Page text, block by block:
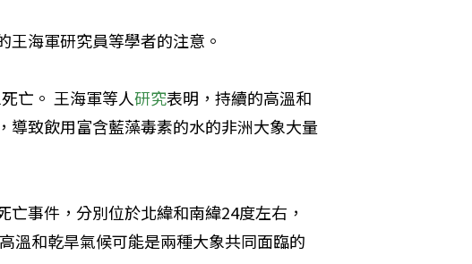
海軍研究員等學者的注意。
亡。 王海軍等人研究表明，持續的高溫和
導致飲用富含藍藻毒素的水的非洲大象大量
亡事件，分別位於北緯和南緯24度左右，
溫和乾旱氣候可能是兩種大象共同面臨的